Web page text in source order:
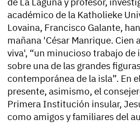
académico de la Katholieke
Lovaina, Francisco Galante,
mañana 'César Manrique. Cien
viva', “un minucioso trabajo de
sobre una de las grandes
contemporánea de la isla”. En
presente, asimismo, el
Primera Institución insular,
como amigos y familiares del